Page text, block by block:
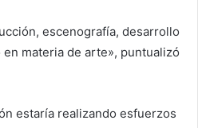
escenografía, desarrollo
materia de arte», puntualizó
estaría realizando esfuerzos